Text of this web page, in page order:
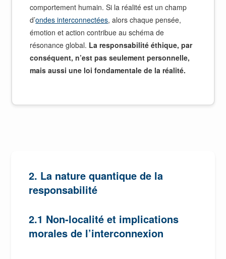
comportement humain. Si la réalité est un champ
d’ondes interconnectées, alors chaque pensée,
émotion et action contribue au schéma de
résonance global. La responsabilité éthique, par
conséquent, n’est pas seulement personnelle,
mais aussi une loi fondamentale de la réalité.
2. La nature quantique de la
responsabilité
2.1 Non-localité et implications
morales de l’interconnexion